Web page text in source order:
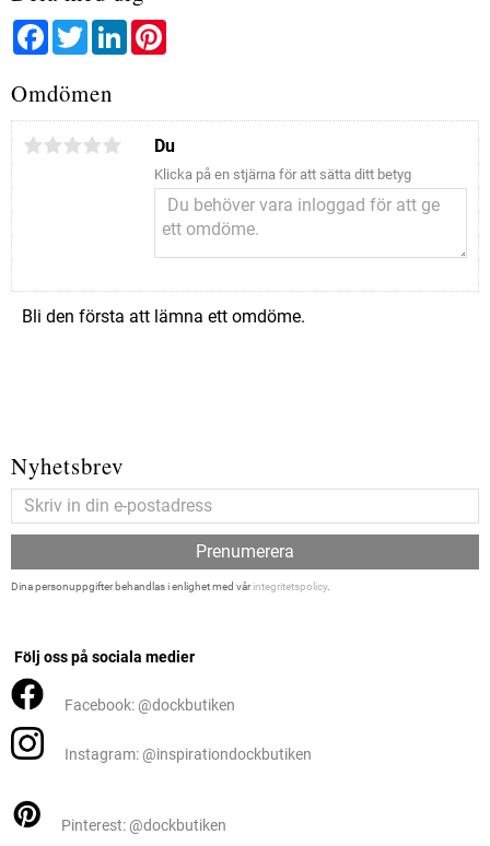
FacebookTwitterLinkedIn
Omdömen
Du
Klicka på en stjärna för att sätta ditt betyg
Bli den första att lämna ett omdöme.
Nyhetsbrev
Prenumerera
Dina personuppgifter behandlas i enlighet med vårintegritetspolicy.
Följ oss på sociala medier
Facebook: @dockbutiken
Instagram: @inspirationdockbutiken
Pinterest: @dockbutiken